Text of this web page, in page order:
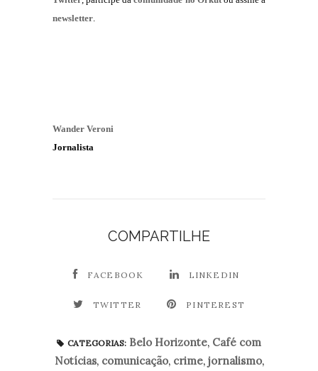
newsletter.
Wander Veroni
Jornalista
COMPARTILHE
FACEBOOK LINKEDIN
TWITTER PINTEREST
CATEGORIAS: Belo Horizonte, Café com
Notícias, comunicação, crime, jornalismo,